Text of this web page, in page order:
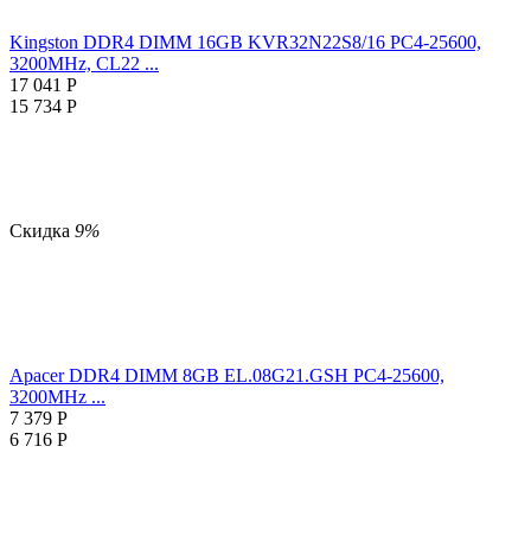
Kingston DDR4 DIMM 16GB KVR32N22S8/16 PC4-25600,
3200MHz, CL22 ...
17 041 Р
15 734 Р
Скидка 9%
Apacer DDR4 DIMM 8GB EL.08G21.GSH PC4-25600,
3200MHz ...
7 379 Р
6 716 Р